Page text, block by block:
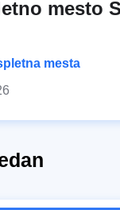
mesto
mesta